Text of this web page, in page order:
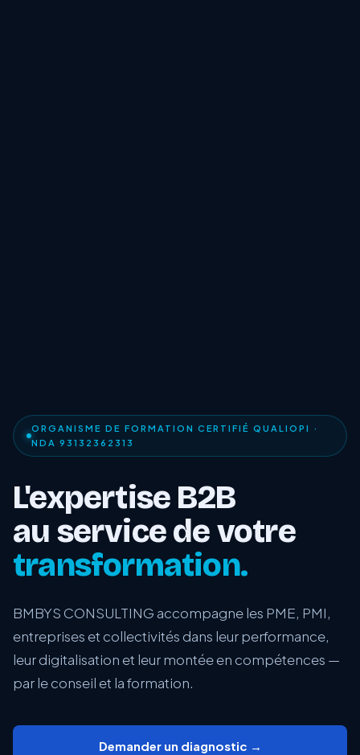
ORGANISME DE FORMATION CERTIFIÉ QUALIOPI ·
NDA 93132362313
L'expertise B2B
au service de votre
transformation.
BMBYS CONSULTING accompagne les PME, PMI,
entreprises et collectivités dans leur performance,
leur digitalisation et leur montée en compétences —
par le conseil et la formation.
Demander un diagnostic →